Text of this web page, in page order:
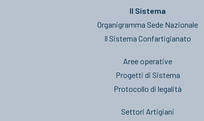
Il Sistema
Organigramma Sede Nazionale
Il Sistema Confartigianato
Aree operative
Progetti di Sistema
Protocollo di legalità
Settori Artigiani